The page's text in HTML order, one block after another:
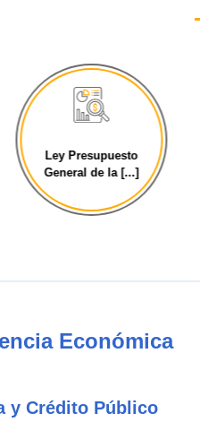
Ley Presupuesto
General de la [...]
Económica
y Crédito Público